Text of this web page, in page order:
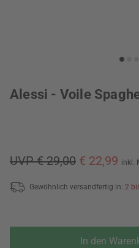
Alessi - Voile
UVP € 29,00 € 22,99 inkl.
Gewöhnlich versandfertig in: 2
In den